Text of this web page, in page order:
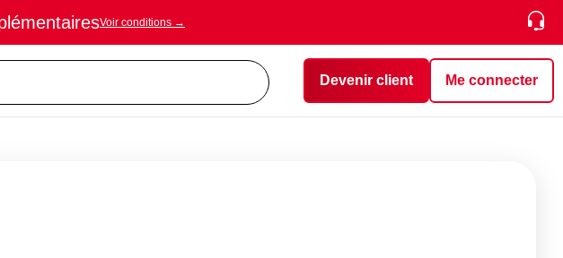
Voir conditions →
Devenir client Me connecter